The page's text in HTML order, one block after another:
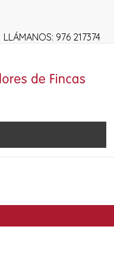
LLÁMANOS: 976 217374